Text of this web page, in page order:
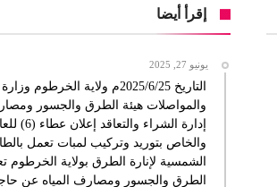
إقرأ أيضا
يونيو 27, 2025
التاريخ 2025/6/25م ولاية الخرطوم
والمواصلات هيئة الطرق والجسور
والخاص بتوريد وتركيب لمبات تعمل
الشمسية لإنارة الطرق بولاية الخرطوم
الطرق والجسور ومصارف المياه عن